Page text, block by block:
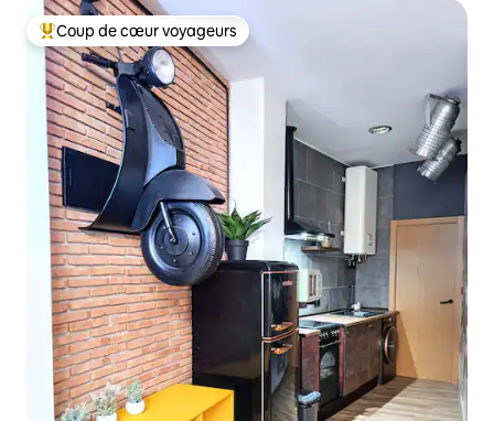
Coups de cœur voyageurs les plus appréciés
Coup de cœur voyageurs